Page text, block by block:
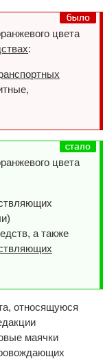
цвета
:
цвета
а также
относящуюся
маячки